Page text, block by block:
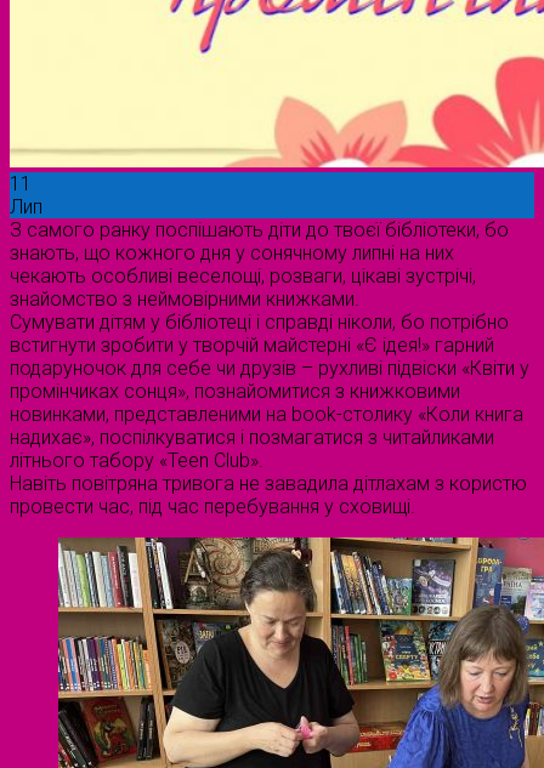
11
Лип
З самого ранку поспішають діти до твоєї бібліотеки, бо
знають, що кожного дня у сонячному липні на них
чекають особливі веселощі, розваги, цікаві зустрічі,
знайомство з неймовірними книжками.
Сумувати дітям у бібліотеці і справді ніколи, бо потрібно
встигнути зробити у творчій майстерні «Є ідея!» гарний
подаруночок для себе чи друзів – рухливі підвіски «Квіти у
промінчиках сонця», познайомитися з книжковими
новинками, представленими на book-столику «Коли книга
надихає», поспілкуватися і позмагатися з читайликами
літнього табору «Teen Club».
Навіть повітряна тривога не завадила дітлахам з користю
провести час, під час перебування у сховищі.